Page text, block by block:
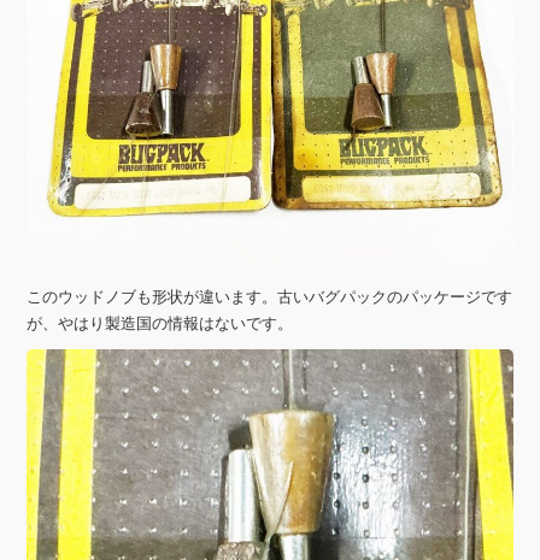
このウッドノブも形状が違います。古いバグパックのパッケージです
が、やはり製造国の情報はないです。